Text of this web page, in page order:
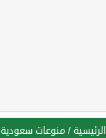
الرئيسية / منوعات سعودية